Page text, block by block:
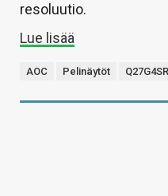
resoluutio.
Lue lisää
AOC Pelinäytöt